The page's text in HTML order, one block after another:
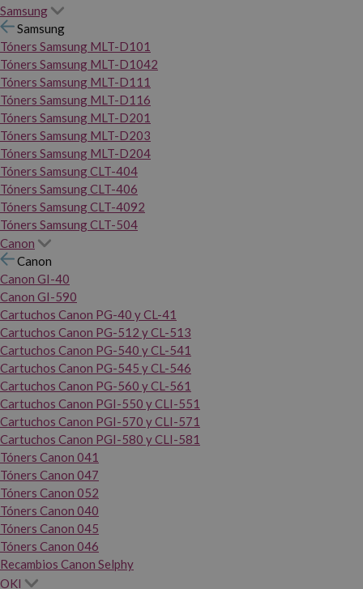
Samsung
Samsung
Tóners Samsung MLT-D101
Tóners Samsung MLT-D1042
Tóners Samsung MLT-D111
Tóners Samsung MLT-D116
Tóners Samsung MLT-D201
Tóners Samsung MLT-D203
Tóners Samsung MLT-D204
Tóners Samsung CLT-404
Tóners Samsung CLT-406
Tóners Samsung CLT-4092
Tóners Samsung CLT-504
Canon
Canon
Canon GI-40
Canon GI-590
Cartuchos Canon PG-40 y CL-41
Cartuchos Canon PG-512 y CL-513
Cartuchos Canon PG-540 y CL-541
Cartuchos Canon PG-545 y CL-546
Cartuchos Canon PG-560 y CL-561
Cartuchos Canon PGI-550 y CLI-551
Cartuchos Canon PGI-570 y CLI-571
Cartuchos Canon PGI-580 y CLI-581
Tóners Canon 041
Tóners Canon 047
Tóners Canon 052
Tóners Canon 040
Tóners Canon 045
Tóners Canon 046
Recambios Canon Selphy
OKI